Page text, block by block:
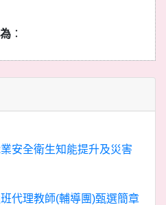
：
安全衛生知能提升及災害
代理教師(輔導團)甄選簡章